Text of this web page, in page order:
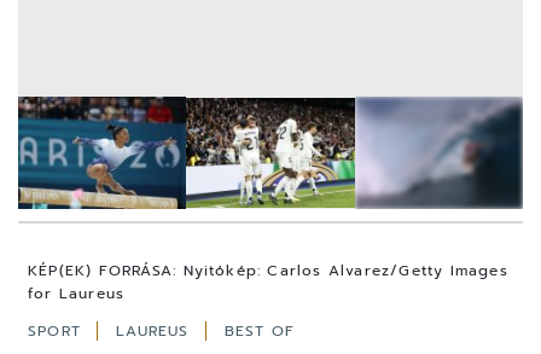
FOTÓ
KÉP(EK) FORRÁSA: Nyitókép: Carlos Alvarez/Getty Images
for Laureus
SPORT
LAUREUS BEST OF